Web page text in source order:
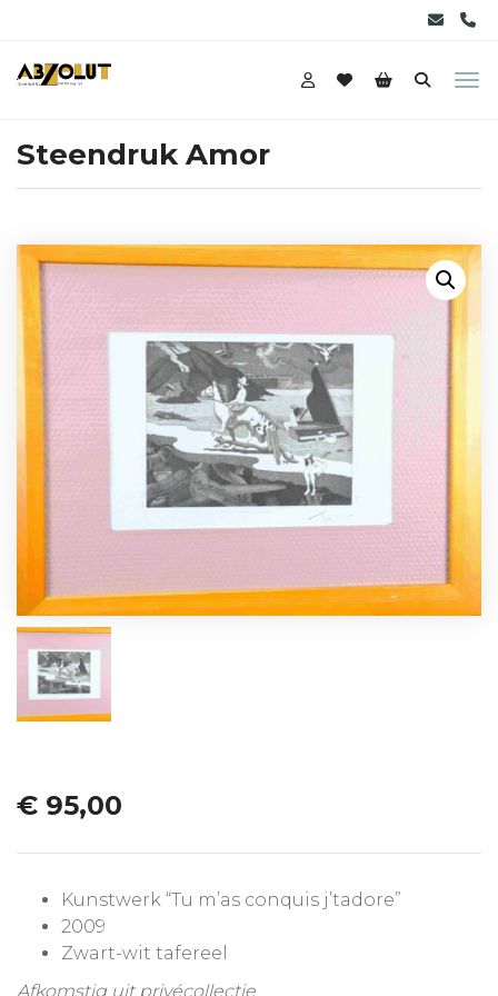
Steendruk Amor
€ 95,00
Kunstwerk “Tu m’as conquis j’tadore”
2009
Zwart-wit tafereel
Afkomstig uit privécollectie